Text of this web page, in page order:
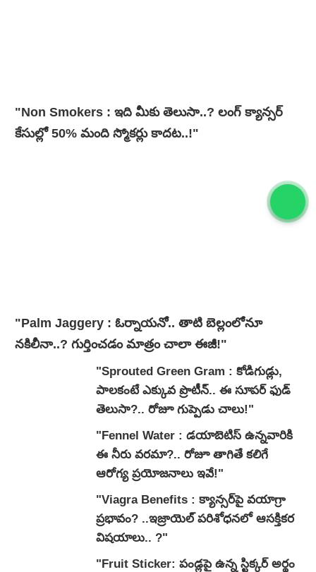
"Non Smokers : ఇది మీకు తెలుసా..? లంగ్ క్యాన్సర్
కేసుల్లో 50% మంది స్మోకర్లు కాదట..!"
"Palm Jaggery : ఓర్నాయనో.. తాటి బెల్లంలోనూ
నకిలీనా..? గుర్తించడం మాత్రం చాలా ఈజీ!"
"Sprouted Green Gram : కోడిగుడ్లు,
పాలకంటే ఎక్కువ ప్రొటీన్.. ఈ సూపర్ ఫుడ్
తెలుసా?.. రోజూ గుప్పెడు చాలు!"
"Fennel Water : డయాబెటిస్ ఉన్నవారికి
ఈ నీరు వరమా?.. రోజూ తాగితే కలిగే
ఆరోగ్య ప్రయోజనాలు ఇవే!"
"Viagra Benefits : క్యాన్సర్‌పై వయాగ్రా
ప్రభావం? ..ఇజ్రాయెల్ పరిశోధనలో ఆసక్తికర
విషయాలు.. ?"
"Fruit Sticker: పండ్లపై ఉన్న స్టిక్కర్ అర్థం